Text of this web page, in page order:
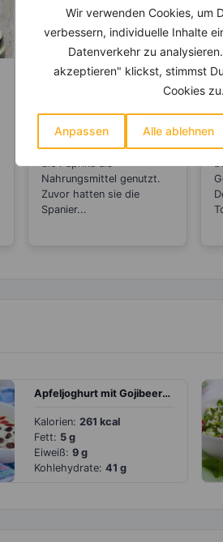
Wir verwenden Cookies, um
verbessern, individuelle Inhalte
Datenverkehr zu
akzeptieren" klickst, stimmst
Cookies zu.
Anpassen Alle ablehnen
Doppelt so viel
Vitamin C, wie die
Erst seit 200 Jahren wird
Nahrungsmittel genutzt.
Zuvor hatten sie die
Spanier...
Apfeljoghurt mit Gojibeeren
Kalorien: 261 kcal
Fett: 5 g
Eiweiß: 9 g
Kohlehydrate: 41 g